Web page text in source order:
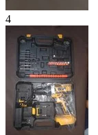
4